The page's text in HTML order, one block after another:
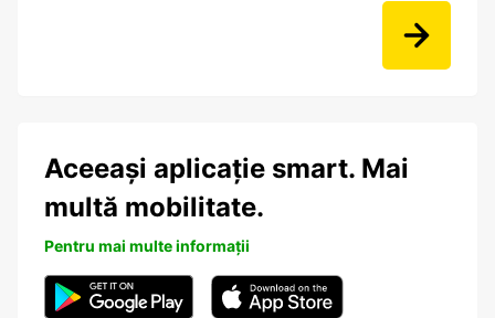
Aceeași aplicație smart. Mai
multă mobilitate.
Pentru mai multe informații